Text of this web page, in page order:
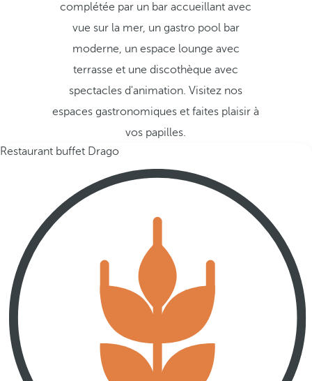
complétée par un bar accueillant avec
vue sur la mer, un gastro pool bar
moderne, un espace lounge avec
terrasse et une discothèque avec
spectacles d'animation. Visitez nos
espaces gastronomiques et faites plaisir à
vos papilles.
Restaurant buffet Drago